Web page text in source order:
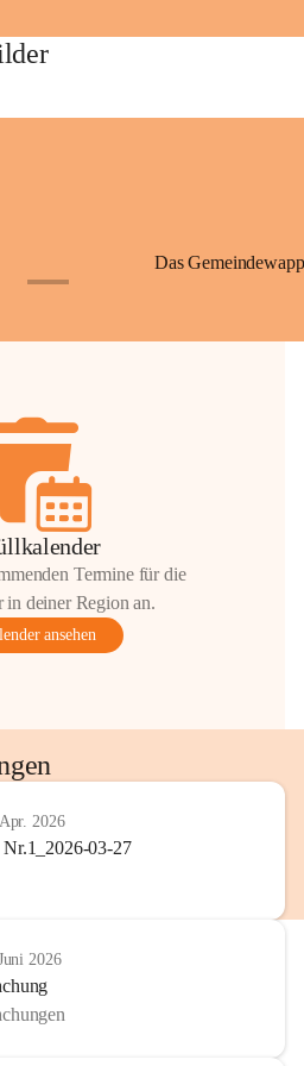
danken wir allen Bürgerinnen
die Geschichte unserer Heimat
+2
Das
Termine für die
deiner Region an.
ansehen
2026
03-27
2026